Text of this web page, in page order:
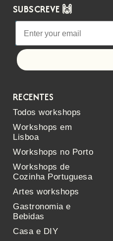
SUBSCREVE 🙌
RECENTES
Todos workshops
Workshops em
Lisboa
Workshops no Porto
Workshops de
Cozinha Portuguesa
Artes workshops
Gastronomia e
Bebidas
Casa e DIY